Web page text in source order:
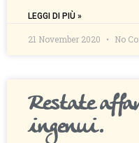
LEGGI DI PIÙ »
21 November 2020 No
Restate
ingenui.